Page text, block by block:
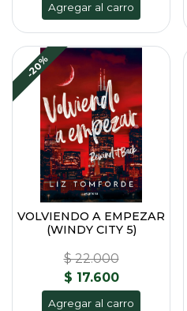
Agregar al carro
-20%
VOLVIENDO A EMPEZAR
(WINDY CITY 5)
$ 22.000
$ 17.600
Agregar al carro